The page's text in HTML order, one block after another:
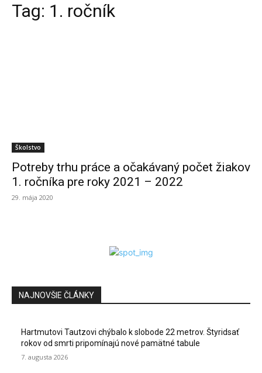
Tag: 1. ročník
Školstvo
Potreby trhu práce a očakávaný počet žiakov
1. ročníka pre roky 2021 – 2022
29. mája 2020
NAJNOVŠIE ČLÁNKY
Hartmutovi Tautzovi chýbalo k slobode 22 metrov. Štyridsať
rokov od smrti pripomínajú nové pamätné tabule
7. augusta 2026